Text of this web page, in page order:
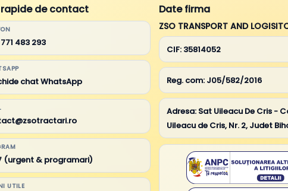
de contact
483 293
chat WhatsApp
(urgent & programari)
UTILE
Date firma
ZSO TRANSPORT AND
CIF: 35814052
Reg. com: J05/582/2016
Adresa: Sat Uileacu De Cris -
Uileacu de Cris, Nr. 2, Judet